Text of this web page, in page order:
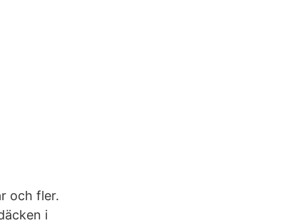
och fler.
i